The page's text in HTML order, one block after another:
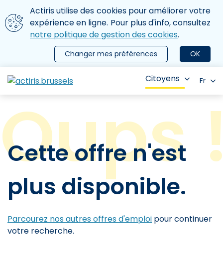
Aller au contenu principal
Nous utilisons des cookies
Actiris utilise des cookies pour améliorer votre
expérience en ligne. Pour plus d'info, consultez
notre politique de gestion des cookies.
OK
Changer mes préférences
le menu
Citoyens Fr
Cette offre n'est
plus disponible.
Parcourez nos autres offres d'emploi pour continuer
votre recherche.